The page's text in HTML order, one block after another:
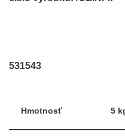
531543
Hmotnosť 5